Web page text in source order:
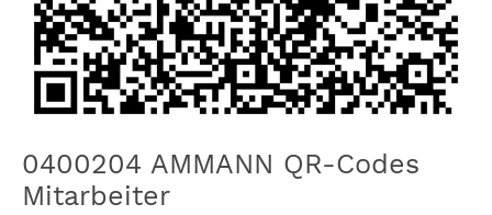
0400204 AMMANN QR-Codes
Mitarbeiter